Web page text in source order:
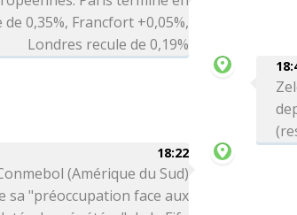
de 0,35%, Francfort +0,05%,
Londres recule de 0,19%
18:22
(Amérique du Sud)
sa "préoccupation face aux